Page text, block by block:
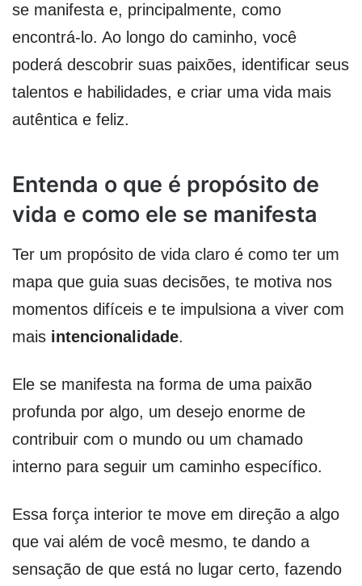
se manifesta e, principalmente, como
encontrá-lo. Ao longo do caminho, você
poderá descobrir suas paixões, identificar seus
talentos e habilidades, e criar uma vida mais
autêntica e feliz.
Entenda o que é propósito de
vida e como ele se manifesta
Ter um propósito de vida claro é como ter um
mapa que guia suas decisões, te motiva nos
momentos difíceis e te impulsiona a viver com
mais intencionalidade.
Ele se manifesta na forma de uma paixão
profunda por algo, um desejo enorme de
contribuir com o mundo ou um chamado
interno para seguir um caminho específico.
Essa força interior te move em direção a algo
que vai além de você mesmo, te dando a
sensação de que está no lugar certo, fazendo